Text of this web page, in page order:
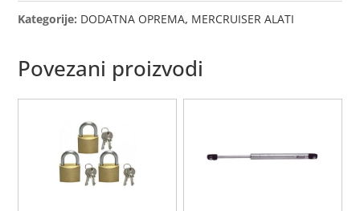
Kategorije: DODATNA OPREMA, MERCRUISER ALATI
Povezani proizvodi